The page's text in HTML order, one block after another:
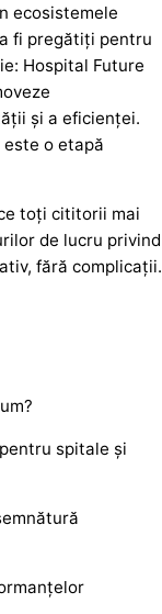
ecosistemele
fi pregătiți pentru
Hospital Future
și a eficienței.
o etapă
toți cititorii mai
de lucru privind
fără complicații.
spitale și